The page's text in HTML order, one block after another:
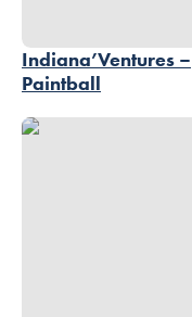
Indiana’Ventures –
Paintball
Baptême en hélicoptère,